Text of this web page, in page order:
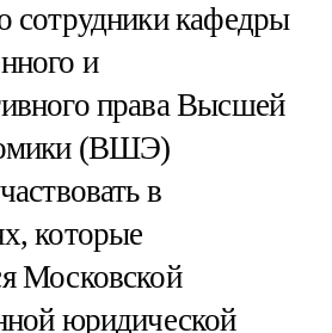
сотрудники кафедры
и
права Высшей
(ВШЭ)
в
которые
Московской
юридической